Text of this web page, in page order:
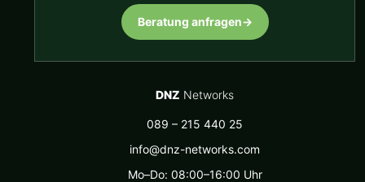
Beratung anfragen→
DNZ Networks
089 – 215 440 25
info@dnz-networks.com
Mo–Do: 08:00–16:00 Uhr